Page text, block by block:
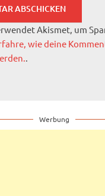
Akismet, um
wie deine
.
Werbung